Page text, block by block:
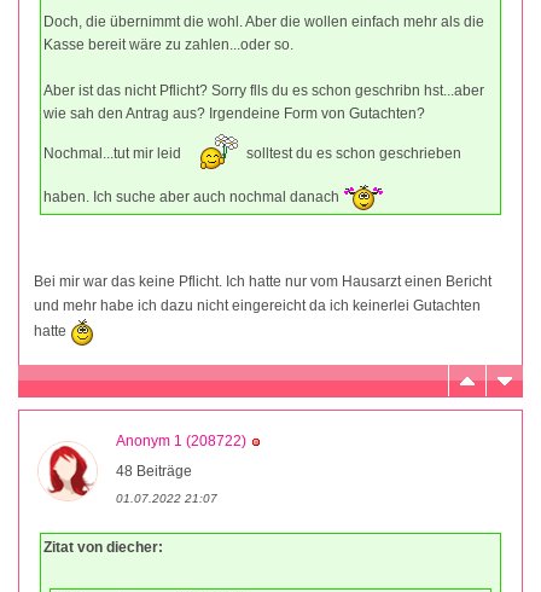
Doch, die übernimmt die wohl. Aber die wollen einfach mehr als die
Kasse bereit wäre zu zahlen...oder so.
Aber ist das nicht Pflicht? Sorry flls du es schon geschribn hst...aber
wie sah den Antrag aus? Irgendeine Form von Gutachten?
Nochmal...tut mir leid solltest du es schon geschrieben
haben. Ich suche aber auch nochmal danach
Bei mir war das keine Pflicht. Ich hatte nur vom Hausarzt einen Bericht
und mehr habe ich dazu nicht eingereicht da ich keinerlei Gutachten
hatte
Anonym 1 (208722)
48 Beiträge
01.07.2022 21:07
Zitat von diecher: